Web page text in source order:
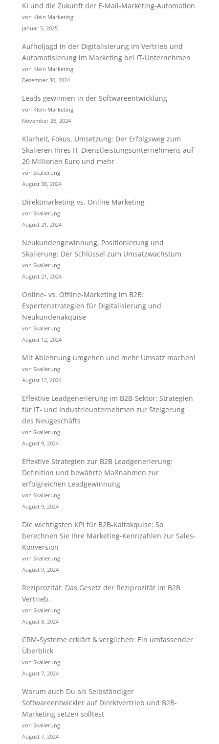
KI und die Zukunft der E-Mail-Marketing-Automation
von Klein Marketing
Januar 5, 2025
Aufholjagd in der Digitalisierung im Vertrieb und
Automatisierung im Marketing bei IT-Unternehmen
von Klein Marketing
Dezember 30, 2024
Leads gewinnen in der Softwareentwicklung
von Klein Marketing
November 26, 2024
Klarheit, Fokus, Umsetzung: Der Erfolgsweg zum
Skalieren Ihres IT-Dienstleistungsunternehmens auf
20 Millionen Euro und mehr
von Skalierung
August 30, 2024
Direktmarketing vs. Online Marketing
von Skalierung
August 21, 2024
Neukundengewinnung, Positionierung und
Skalierung: Der Schlüssel zum Umsatzwachstum
von Skalierung
August 21, 2024
Online- vs. Offline-Marketing im B2B:
Expertenstrategien für Digitalisierung und
Neukundenakquise
von Skalierung
August 12, 2024
Mit Ablehnung umgehen und mehr Umsatz machen!
von Skalierung
August 12, 2024
Effektive Leadgenerierung im B2B-Sektor: Strategien
für IT- und Industrieunternehmen zur Steigerung
des Neugeschäfts
von Skalierung
August 9, 2024
Effektive Strategien zur B2B Leadgenerierung:
Definition und bewährte Maßnahmen zur
erfolgreichen Leadgewinnung
von Skalierung
August 9, 2024
Die wichtigsten KPI für B2B-Kaltakquise: So
berechnen Sie Ihre Marketing-Kennzahlen zur Sales-
Konversion
von Skalierung
August 9, 2024
Reziprozität: Das Gesetz der Reziprozität im B2B
Vertrieb.
von Skalierung
August 8, 2024
CRM-Systeme erklärt & verglichen: Ein umfassender
Überblick
von Skalierung
August 7, 2024
Warum auch Du als Selbständiger
Softwareentwickler auf Direktvertrieb und B2B-
Marketing setzen solltest
von Skalierung
August 7, 2024